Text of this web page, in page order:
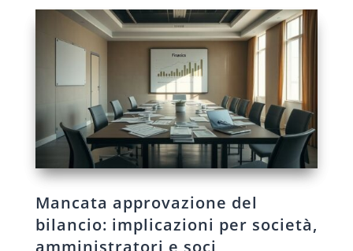
Mancata approvazione del
bilancio: implicazioni per società,
amministratori e soci